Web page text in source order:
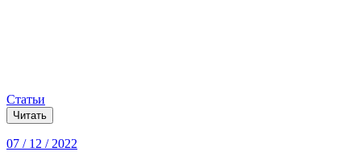
Статьи
Читать
07 / 12 / 2022